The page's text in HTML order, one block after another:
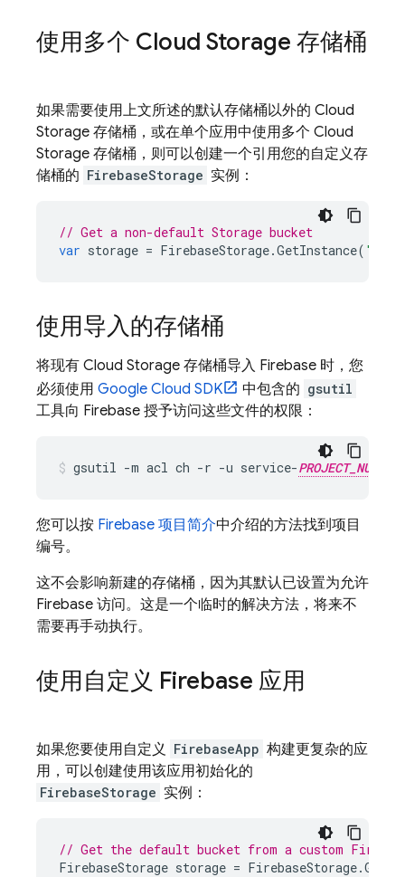
使用多个 Cloud Storage 存储桶
如果需要使用上文所述的默认存储桶以外的 Cloud
Storage 存储桶，或在单个应用中使用多个 Cloud
Storage 存储桶，则可以创建一个引用您的自定义存
储桶的 FirebaseStorage 实例：
// Get a non-default Storage bucket
var storage = FirebaseStorage.GetInstance(
使用导入的存储桶
将现有 Cloud Storage 存储桶导入 Firebase 时，您
必须使用 Google Cloud SDK 中包含的 gsutil
工具向 Firebase 授予访问这些文件的权限：
gsutil -m acl ch -r -u service-PROJECT_NUMBER
您可以按 Firebase 项目简介中介绍的方法找到项目
编号。
这不会影响新建的存储桶，因为其默认已设置为允许
Firebase 访问。这是一个临时的解决方法，将来不
需要再手动执行。
使用自定义 Firebase 应用
如果您要使用自定义 FirebaseApp 构建更复杂的应
用，可以创建使用该应用初始化的
FirebaseStorage 实例：
// Get the default bucket from a custom
FirebaseStorage storage = FirebaseStorage.